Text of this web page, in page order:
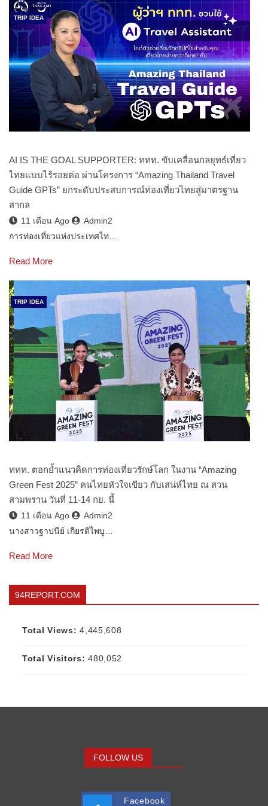
TRIP IDEA
AI IS THE GOAL SUPPORTER: ททท. ขับเคลื่อนกลยุทธ์เที่ยว
ไทยแบบไร้รอยต่อ ผ่านโครงการ “Amazing Thailand Travel
Guide GPTs” ยกระดับประสบการณ์ท่องเที่ยวไทยสู่มาตรฐาน
สากล
11 เดือน Ago
Admin2
การท่องเที่ยวแห่งประเทศไท…
Read More
TRIP IDEA
ททท. ตอกย้ำแนวคิดการท่องเที่ยวรักษ์โลก ในงาน “Amazing
Green Fest 2025” คนไทยหัวใจเขียว กับเสน่ห์ไทย ณ สวน
สามพราน วันที่ 11-14 กย. นี้
11 เดือน Ago
Admin2
นางสาวฐาปนีย์ เกียรติไพบู…
Read More
94REPORT.COM
Total Views:4,445,608
Total Visitors:480,052
FOLLOW US
Facebook